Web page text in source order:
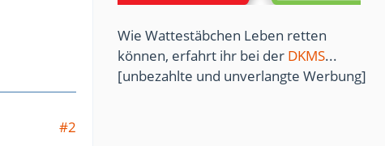
#2
Wie Wattestäbchen Leben retten
können, erfahrt ihr bei der DKMS...
[unbezahlte und unverlangte Werbung]